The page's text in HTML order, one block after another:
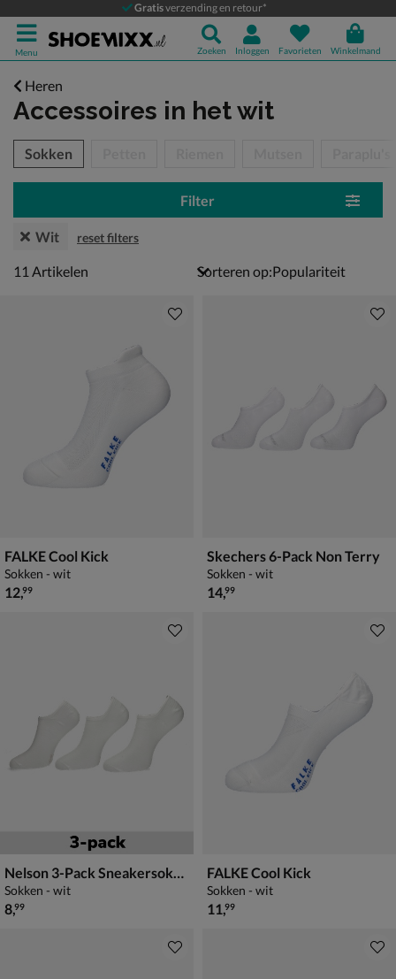
Gratisverzending en retour*
Menu Zoeken Inloggen Favorieten Winkelmand
Heren
Accessoires in het wit
over
Sokken
Filter
Wit reset filters
11 artikelen
11 Artikelen Sorteren op:
FALKE Cool Kick
Sokken - wit
€ 12,99
12,99
Skechers 6-Pack Non Terry
Sokken - wit
€ 14,99
14,99
Nelson 3-Pack Sneakersokken
Sokken - wit
€ 8,99
8,99
FALKE Cool Kick
Sokken - wit
€ 11,99
11,99